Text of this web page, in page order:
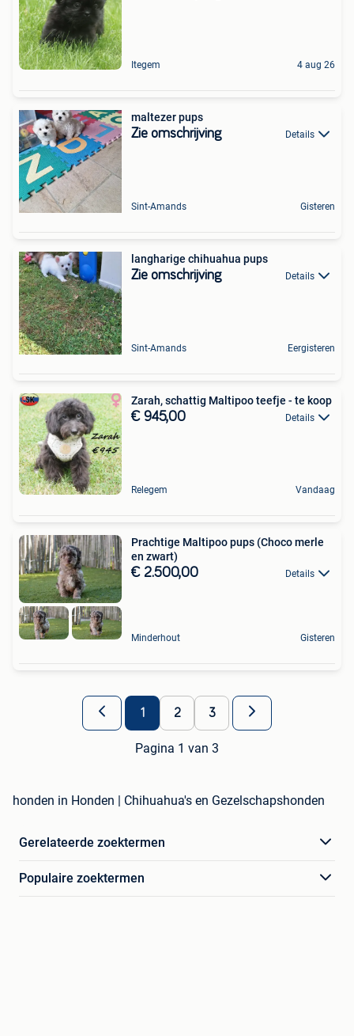
Itegem 4 aug 26
maltezer pups
Zie omschrijving Details
Sint-Amands Gisteren
langharige chihuahua pups
Zie omschrijving Details
Sint-Amands Eergisteren
Zarah, schattig Maltipoo teefje - te koop
€ 945,00 Details
Relegem Vandaag
Prachtige Maltipoo pups (Choco merle
en zwart)
€ 2.500,00 Details
Minderhout Gisteren
1 2 3
Pagina 1 van 3
honden in Honden | Chihuahua's en Gezelschapshonden
Gerelateerde zoektermen
Populaire zoektermen